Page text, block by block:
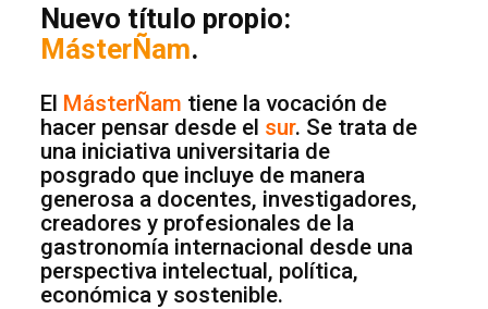
Nuevo título propio:
MásterÑam.
El MásterÑam tiene la vocación de
hacer pensar desde el sur. Se trata de
una iniciativa universitaria de
posgrado que incluye de manera
generosa a docentes, investigadores,
creadores y profesionales de la
gastronomía internacional desde una
perspectiva intelectual, política,
económica y sostenible.